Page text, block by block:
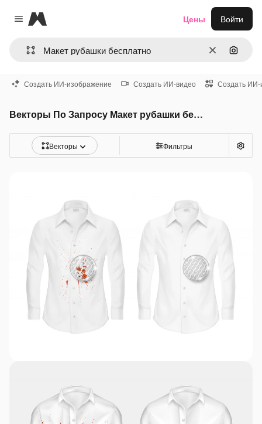
Close menu
Magnific
ОчиститьПоиск
Цены Войти
Создать ИИ-изображение Создать ИИ-видео Создать ИИ-
Векторы По Запросу Макет рубашки бесплатно
Векторы Фильтры